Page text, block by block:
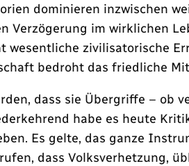
dominieren inzwischen
im wirklichen
wesentliche zivilisatorische
bedroht das friedliche
dass sie Übergriffe – ob
habe es heute
Es gelte, das ganze
dass Volksverhetzung,